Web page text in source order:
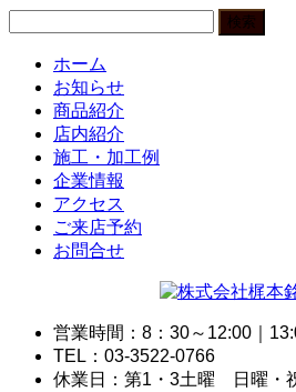
ホーム
お知らせ
商品紹介
店内紹介
施工・加工例
企業情報
アクセス
ご来店予約
お問合せ
営業時間：8：30～12:00｜
TEL：03-3522-0766
休業日：第1・3土曜 日曜・